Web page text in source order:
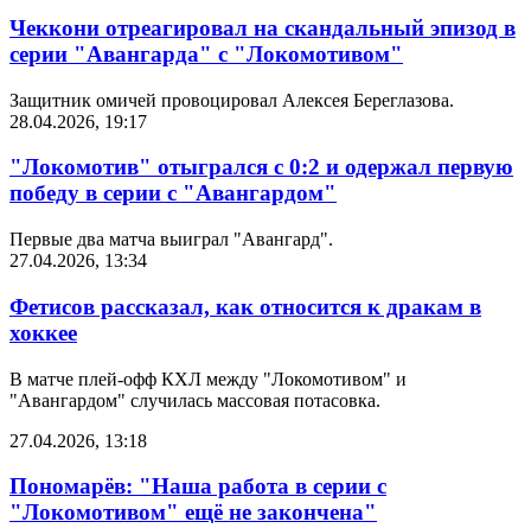
Чеккони отреагировал на скандальный эпизод в
серии "Авангарда" с "Локомотивом"
Защитник омичей провоцировал Алексея Береглазова.
28.04.2026, 19:17
"Локомотив" отыгрался с 0:2 и одержал первую
победу в серии с "Авангардом"
Первые два матча выиграл "Авангард".
27.04.2026, 13:34
Фетисов рассказал, как относится к дракам в
хоккее
В матче плей-офф КХЛ между "Локомотивом" и
"Авангардом" случилась массовая потасовка.
27.04.2026, 13:18
Пономарёв: "Наша работа в серии с
"Локомотивом" ещё не закончена"